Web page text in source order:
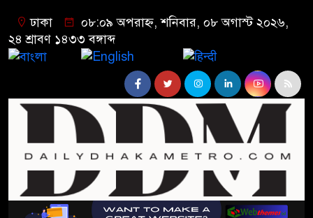
ঢাকা
০৮:০৯ অপরাহ্ন, শনিবার, ০৮ অগাস্ট ২০২৬,
২৪ শ্রাবণ ১৪৩৩ বঙ্গাব্দ